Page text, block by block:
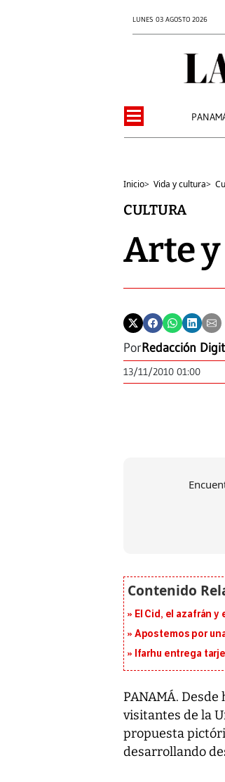
LUNES 03 AGOSTO 2026
Inicio> Vida y cultura>
CULTURA
Arte
PorRedacción
13/11/2010 01:00
El Cid, el azafrán
Apostemos por
Ifarhu entrega
PANAMÁ.
visitantes de la
propuesta
desarrollando